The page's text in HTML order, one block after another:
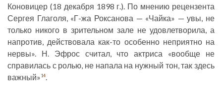
Коновицер (18 декабря 1898 г.). По мнению рецензента
Сергея Глаголя, «Г-жа Роксанова — «Чайка» — увы, не
только никого в зрительном зале не удовлетворила, а
напротив, действовала как-то особенно неприятно на
нервы». Н. Эфрос считал, что актриса «вообще не
справилась с ролью, не напала на нужный тон, так здесь
важный»14.